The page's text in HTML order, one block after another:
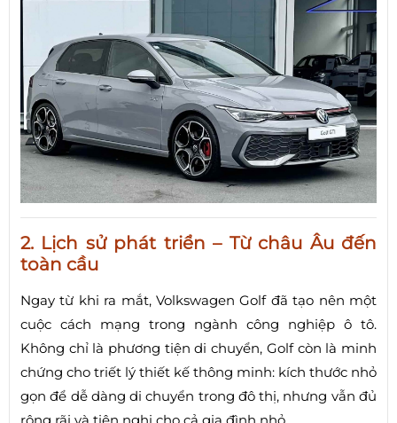
2. Lịch sử phát triển – Từ châu Âu đến
toàn cầu
Ngay từ khi ra mắt, Volkswagen Golf đã tạo nên một
cuộc cách mạng trong ngành công nghiệp ô tô.
Không chỉ là phương tiện di chuyển, Golf còn là minh
chứng cho triết lý thiết kế thông minh: kích thước nhỏ
gọn để dễ dàng di chuyển trong đô thị, nhưng vẫn đủ